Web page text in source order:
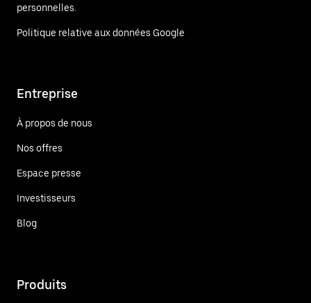
personnelles.
Politique relative aux données Google
Entreprise
À propos de nous
Nos offres
Espace presse
Investisseurs
Blog
Produits